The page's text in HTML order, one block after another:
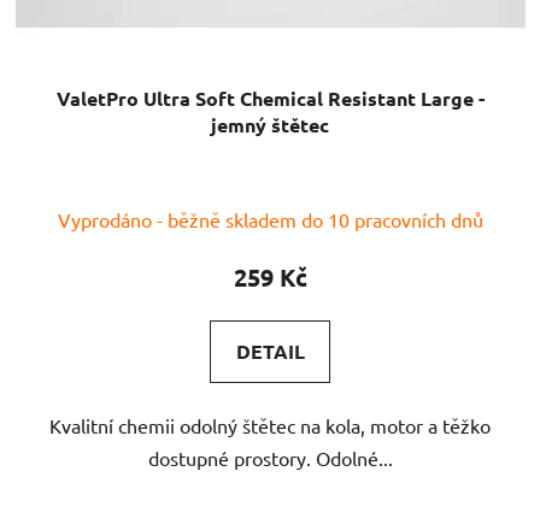
ValetPro Ultra Soft Chemical Resistant Large -
jemný štětec
hodnocení
produktu
5,0
z
hvězdiček.
Vyprodáno - běžně skladem do 10 pracovních dnů
259 Kč
DETAIL
Kvalitní chemii odolný štětec na kola, motor a těžko
dostupné prostory. Odolné...